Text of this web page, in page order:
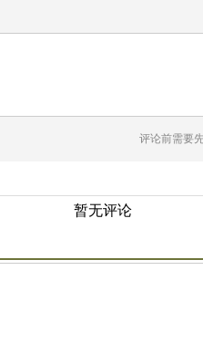
评论前需要
暂无评论